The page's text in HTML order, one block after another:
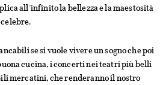
all’infinito la bellezza e la maestosità
se si vuole vivere un sogno che poi
cucina, i concerti nei teatri più belli
mercatini, che renderanno il nostro